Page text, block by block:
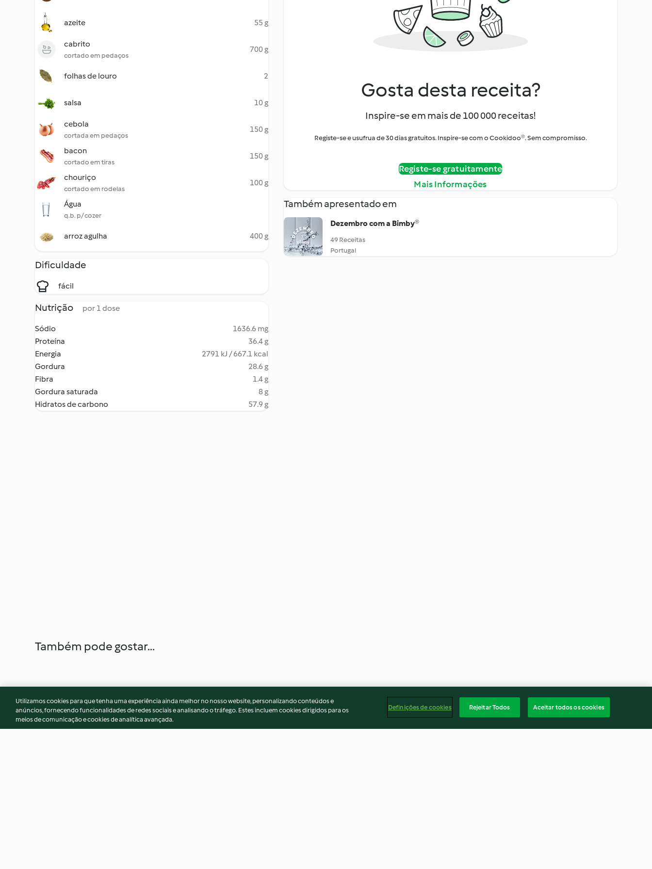
azeite 55 g
cabrito
cortado em pedaços
700 g
folhas de louro 2
salsa 10 g
cebola
cortada em pedaços
150 g
bacon
cortado em tiras
150 g
chouriço
cortado em rodelas
100 g
Água
q.b. p/ cozer
arroz agulha 400 g
Dificuldade
fácil
Nutrição por 1 dose
Sódio
1636.6 mg
Proteína
36.4 g
Energia
2791 kJ / 667.1 kcal
Gordura
28.6 g
Fibra
1.4 g
Gordura saturada
8 g
Hidratos de carbono
57.9 g
Gosta desta receita?
Inspire-se em mais de 100 000 receitas!
Registe-se e usufrua de 30 dias gratuitos. Inspire-se com o Cookidoo®. Sem compromisso.
Registe-se gratuitamente
Mais Informações
Também apresentado em
Dezembro com a Bimby®
49 Receitas
Portugal
Também pode gostar...
Utilizamos cookies para que tenha uma experiência ainda melhor no nosso website, personalizando conteúdos e
anúncios, fornecendo funcionalidades de redes sociais e analisando o tráfego. Estes incluem cookies dirigidos para os
meios de comunicação e cookies de analítica avançada.
Definições de cookies Rejeitar Todos Aceitar todos os cookies